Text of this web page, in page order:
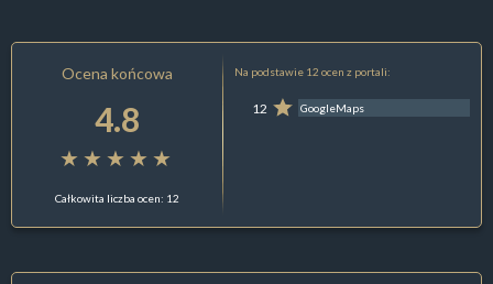
Ocena końcowa
4.8
Całkowita liczba ocen: 12
Na podstawie 12 ocen z portali:
12 GoogleMaps